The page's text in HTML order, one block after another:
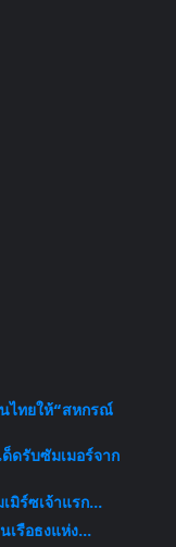
นไทยให้“สหกรณ์
ดรับซัมเมอร์จาก
มิร์ซเจ้าแรก...
เรือธงแห่ง...